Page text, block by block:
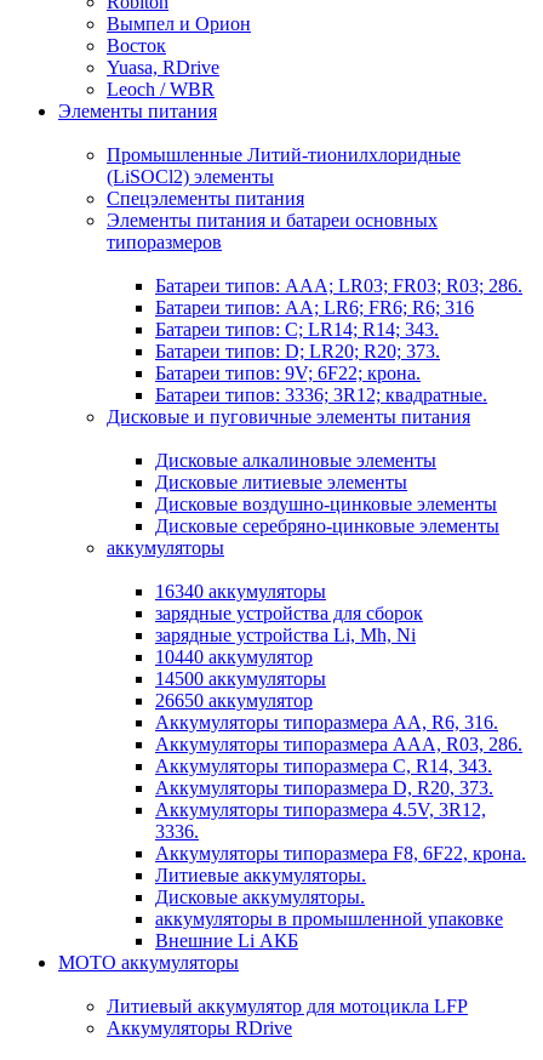
Вымпел и Орион
Восток
Yuasa, RDrive
Leoch / WBR
Элементы питания
Промышленные Литий-тионилхлоридные
(LiSOCl2) элементы
Спецэлементы питания
Элементы питания и батареи основных
типоразмеров
Батареи типов: AAA; LR03; FR03; R03; 286.
Батареи типов: AA; LR6; FR6; R6; 316
Батареи типов: C; LR14; R14; 343.
Батареи типов: D; LR20; R20; 373.
Батареи типов: 9V; 6F22; крона.
Батареи типов: 3336; 3R12; квадратные.
Дисковые и пуговичные элементы питания
Дисковые алкалиновые элементы
Дисковые литиевые элементы
Дисковые воздушно-цинковые элементы
Дисковые серебряно-цинковые элементы
аккумуляторы
16340 аккумуляторы
зарядные устройства для сборок
зарядные устройства Li, Mh, Ni
10440 аккумулятор
14500 аккумуляторы
26650 аккумулятор
Аккумуляторы типоразмера АА, R6, 316.
Аккумуляторы типоразмера ААА, R03, 286.
Аккумуляторы типоразмера С, R14, 343.
Аккумуляторы типоразмера D, R20, 373.
Аккумуляторы типоразмера 4.5V, 3R12,
3336.
Аккумуляторы типоразмера F8, 6F22, крона.
Литиевые аккумуляторы.
Дисковые аккумуляторы.
аккумуляторы в промышленной упаковке
Внешние Li АКБ
МОТО аккумуляторы
Литиевый аккумулятор для мотоцикла LFP
Аккумуляторы RDrive